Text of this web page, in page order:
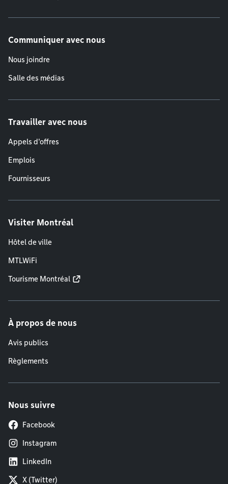
Communiquer avec nous
Nous joindre
Salle des médias
Travailler avec nous
Appels d'offres
Emplois
Fournisseurs
Visiter Montréal
Hôtel de ville
MTLWiFi
Tourisme Montréal
À propos de nous
Avis publics
Règlements
Nous suivre
Facebook
Instagram
LinkedIn
X (Twitter)